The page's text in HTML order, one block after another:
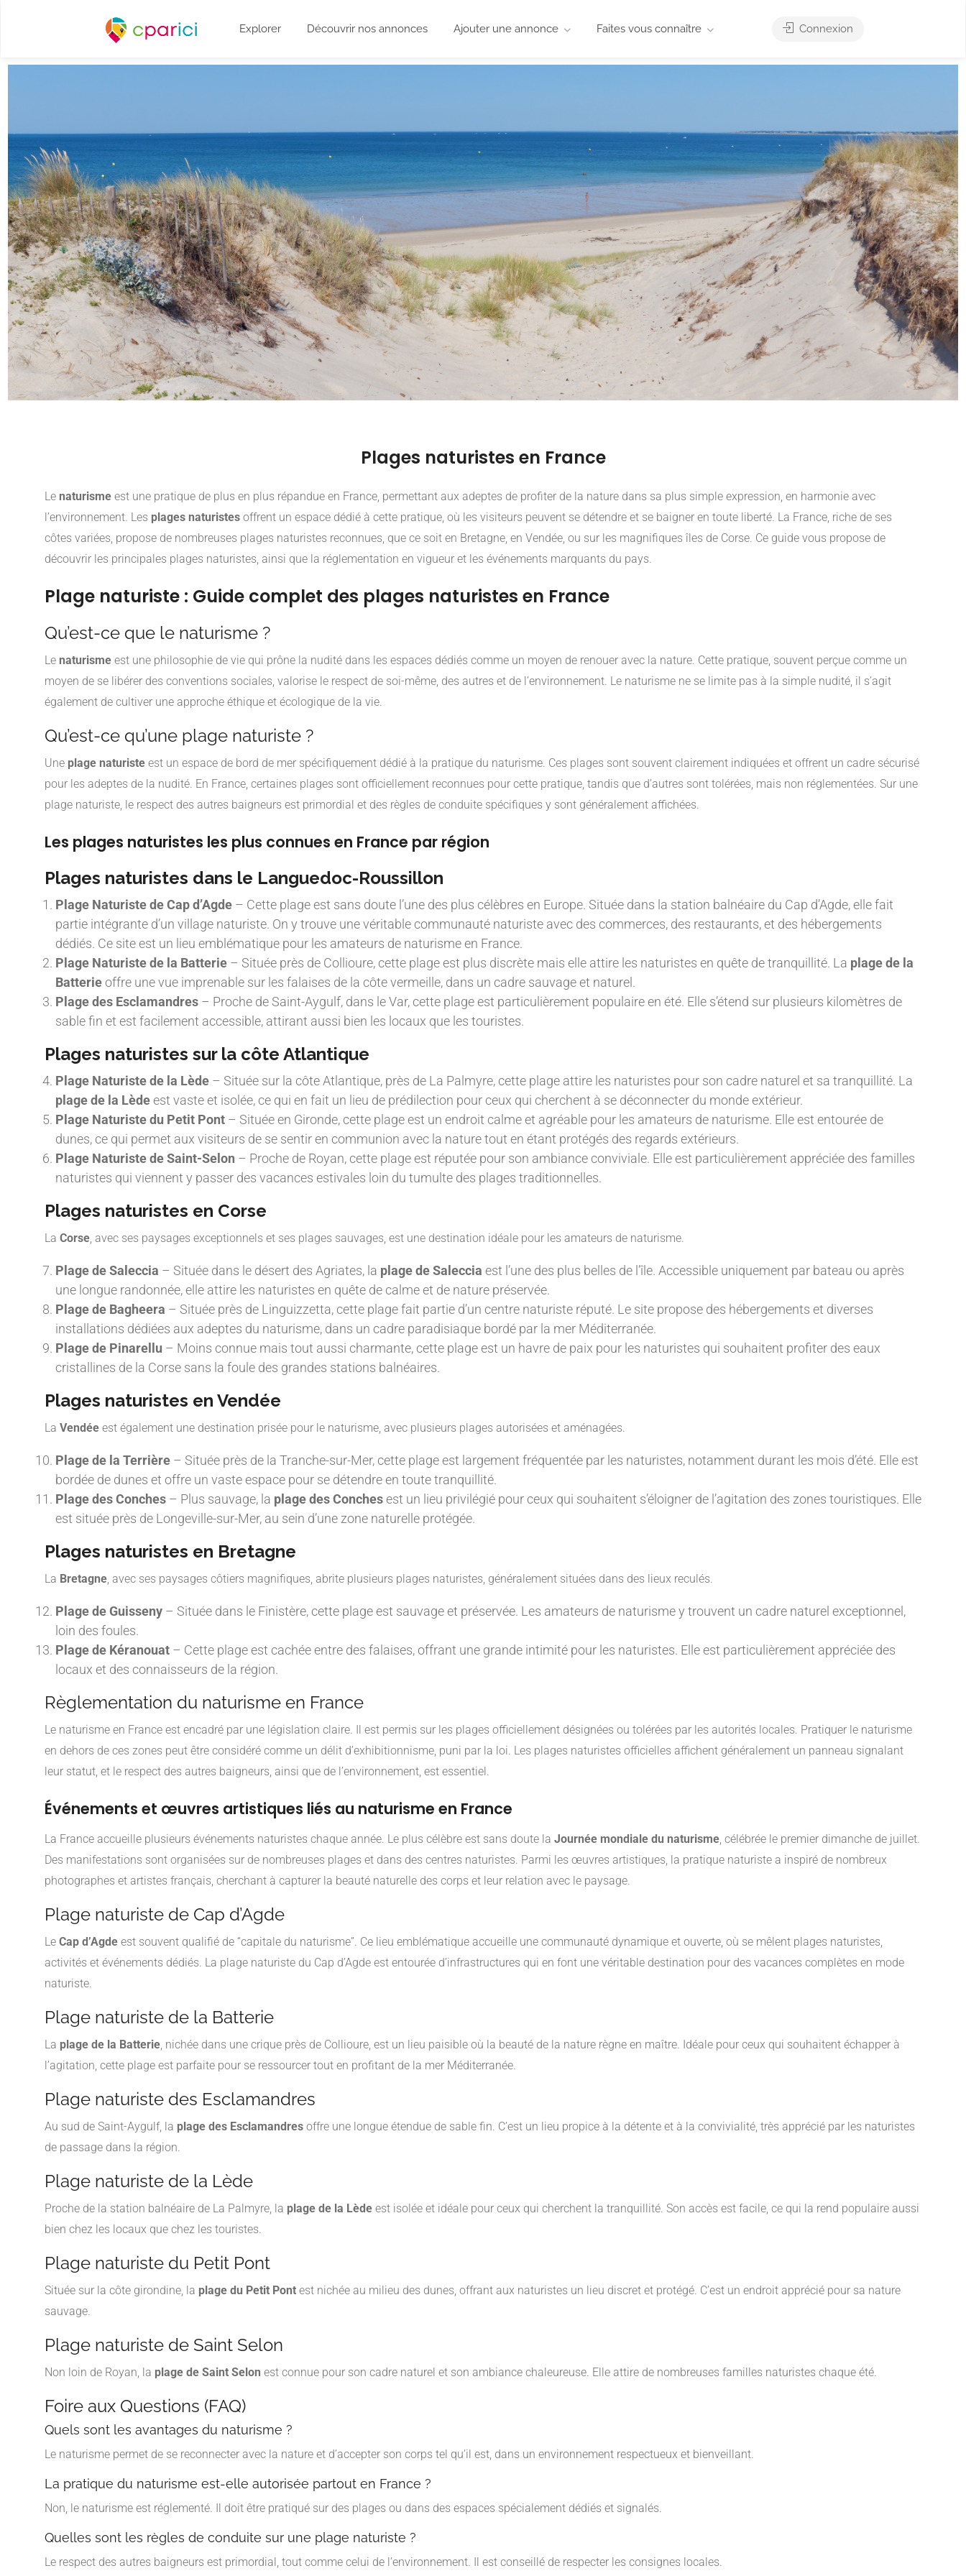
Explorer Découvrir nos annonces Ajouter une annonce Faites vous connaître Connexion
Plages naturistes en France
Le naturisme est une pratique de plus en plus répandue en France, permettant aux adeptes de profiter de la nature dans sa plus simple expression, en harmonie avec
l’environnement. Les plages naturistes offrent un espace dédié à cette pratique, où les visiteurs peuvent se détendre et se baigner en toute liberté. La France, riche de ses
côtes variées, propose de nombreuses plages naturistes reconnues, que ce soit en Bretagne, en Vendée, ou sur les magnifiques îles de Corse. Ce guide vous propose de
découvrir les principales plages naturistes, ainsi que la réglementation en vigueur et les événements marquants du pays.
Plage naturiste : Guide complet des plages naturistes en France
Qu’est-ce que le naturisme ?
Le naturisme est une philosophie de vie qui prône la nudité dans les espaces dédiés comme un moyen de renouer avec la nature. Cette pratique, souvent perçue comme un
moyen de se libérer des conventions sociales, valorise le respect de soi-même, des autres et de l’environnement. Le naturisme ne se limite pas à la simple nudité, il s’agit
également de cultiver une approche éthique et écologique de la vie.
Qu’est-ce qu’une plage naturiste ?
Une plage naturiste est un espace de bord de mer spécifiquement dédié à la pratique du naturisme. Ces plages sont souvent clairement indiquées et offrent un cadre sécurisé
pour les adeptes de la nudité. En France, certaines plages sont officiellement reconnues pour cette pratique, tandis que d’autres sont tolérées, mais non réglementées. Sur une
plage naturiste, le respect des autres baigneurs est primordial et des règles de conduite spécifiques y sont généralement affichées.
Les plages naturistes les plus connues en France par région
Plages naturistes dans le Languedoc-Roussillon
Plage Naturiste de Cap d’Agde – Cette plage est sans doute l’une des plus célèbres en Europe. Située dans la station balnéaire du Cap d’Agde, elle fait
partie intégrante d’un village naturiste. On y trouve une véritable communauté naturiste avec des commerces, des restaurants, et des hébergements
dédiés. Ce site est un lieu emblématique pour les amateurs de naturisme en France.
Plage Naturiste de la Batterie – Située près de Collioure, cette plage est plus discrète mais elle attire les naturistes en quête de tranquillité. La plage de la
Batterieoffre une vue imprenable sur les falaises de la côte vermeille, dans un cadre sauvage et naturel.
Plage des Esclamandres – Proche de Saint-Aygulf, dans le Var, cette plage est particulièrement populaire en été. Elle s’étend sur plusieurs kilomètres de
sable fin et est facilement accessible, attirant aussi bien les locaux que les touristes.
Plages naturistes sur la côte Atlantique
Plage Naturiste de la Lède – Située sur la côte Atlantique, près de La Palmyre, cette plage attire les naturistes pour son cadre naturel et sa tranquillité. La
plage de la Lèdeest vaste et isolée, ce qui en fait un lieu de prédilection pour ceux qui cherchent à se déconnecter du monde extérieur.
Plage Naturiste du Petit Pont – Située en Gironde, cette plage est un endroit calme et agréable pour les amateurs de naturisme. Elle est entourée de
dunes, ce qui permet aux visiteurs de se sentir en communion avec la nature tout en étant protégés des regards extérieurs.
Plage Naturiste de Saint-Selon – Proche de Royan, cette plage est réputée pour son ambiance conviviale. Elle est particulièrement appréciée des familles
naturistes qui viennent y passer des vacances estivales loin du tumulte des plages traditionnelles.
Plages naturistes en Corse
La Corse, avec ses paysages exceptionnels et ses plages sauvages, est une destination idéale pour les amateurs de naturisme.
Plage de Saleccia – Située dans le désert des Agriates, la plage de Saleccia est l’une des plus belles de l’île. Accessible uniquement par bateau ou après
une longue randonnée, elle attire les naturistes en quête de calme et de nature préservée.
Plage de Bagheera – Située près de Linguizzetta, cette plage fait partie d’un centre naturiste réputé. Le site propose des hébergements et diverses
installations dédiées aux adeptes du naturisme, dans un cadre paradisiaque bordé par la mer Méditerranée.
Plage de Pinarellu – Moins connue mais tout aussi charmante, cette plage est un havre de paix pour les naturistes qui souhaitent profiter des eaux
cristallines de la Corse sans la foule des grandes stations balnéaires.
Plages naturistes en Vendée
La Vendée est également une destination prisée pour le naturisme, avec plusieurs plages autorisées et aménagées.
Plage de la Terrière – Située près de la Tranche-sur-Mer, cette plage est largement fréquentée par les naturistes, notamment durant les mois d’été. Elle est
bordée de dunes et offre un vaste espace pour se détendre en toute tranquillité.
Plage des Conches – Plus sauvage, la plage des Conchesest un lieu privilégié pour ceux qui souhaitent s’éloigner de l’agitation des zones touristiques. Elle
est située près de Longeville-sur-Mer, au sein d’une zone naturelle protégée.
Plages naturistes en Bretagne
La Bretagne, avec ses paysages côtiers magnifiques, abrite plusieurs plages naturistes, généralement situées dans des lieux reculés.
Plage de Guisseny – Située dans le Finistère, cette plage est sauvage et préservée. Les amateurs de naturisme y trouvent un cadre naturel exceptionnel,
loin des foules.
Plage de Kéranouat – Cette plage est cachée entre des falaises, offrant une grande intimité pour les naturistes. Elle est particulièrement appréciée des
locaux et des connaisseurs de la région.
Règlementation du naturisme en France
Le naturisme en France est encadré par une législation claire. Il est permis sur les plages officiellement désignées ou tolérées par les autorités locales. Pratiquer le naturisme
en dehors de ces zones peut être considéré comme un délit d’exhibitionnisme, puni par la loi. Les plages naturistes officielles affichent généralement un panneau signalant
leur statut, et le respect des autres baigneurs, ainsi que de l’environnement, est essentiel.
Événements et œuvres artistiques liés au naturisme en France
La France accueille plusieurs événements naturistes chaque année. Le plus célèbre est sans doute la Journée mondiale du naturisme, célébrée le premier dimanche de juillet.
Des manifestations sont organisées sur de nombreuses plages et dans des centres naturistes. Parmi les œuvres artistiques, la pratique naturiste a inspiré de nombreux
photographes et artistes français, cherchant à capturer la beauté naturelle des corps et leur relation avec le paysage.
Plage naturiste de Cap d’Agde
Le Cap d’Agde est souvent qualifié de “capitale du naturisme”. Ce lieu emblématique accueille une communauté dynamique et ouverte, où se mêlent plages naturistes,
activités et événements dédiés. La plage naturiste du Cap d’Agde est entourée d’infrastructures qui en font une véritable destination pour des vacances complètes en mode
naturiste.
Plage naturiste de la Batterie
La plage de la Batterie, nichée dans une crique près de Collioure, est un lieu paisible où la beauté de la nature règne en maître. Idéale pour ceux qui souhaitent échapper à
l’agitation, cette plage est parfaite pour se ressourcer tout en profitant de la mer Méditerranée.
Plage naturiste des Esclamandres
Au sud de Saint-Aygulf, la plage des Esclamandres offre une longue étendue de sable fin. C’est un lieu propice à la détente et à la convivialité, très apprécié par les naturistes
de passage dans la région.
Plage naturiste de la Lède
Proche de la station balnéaire de La Palmyre, la plage de la Lède est isolée et idéale pour ceux qui cherchent la tranquillité. Son accès est facile, ce qui la rend populaire aussi
bien chez les locaux que chez les touristes.
Plage naturiste du Petit Pont
Située sur la côte girondine, la plage du Petit Pont est nichée au milieu des dunes, offrant aux naturistes un lieu discret et protégé. C’est un endroit apprécié pour sa nature
sauvage.
Plage naturiste de Saint Selon
Non loin de Royan, la plage de Saint Selon est connue pour son cadre naturel et son ambiance chaleureuse. Elle attire de nombreuses familles naturistes chaque été.
Foire aux Questions (FAQ)
Quels sont les avantages du naturisme ?
Le naturisme permet de se reconnecter avec la nature et d’accepter son corps tel qu’il est, dans un environnement respectueux et bienveillant.
La pratique du naturisme est-elle autorisée partout en France ?
Non, le naturisme est réglementé. Il doit être pratiqué sur des plages ou dans des espaces spécialement dédiés et signalés.
Quelles sont les règles de conduite sur une plage naturiste ?
Le respect des autres baigneurs est primordial, tout comme celui de l’environnement. Il est conseillé de respecter les consignes locales.